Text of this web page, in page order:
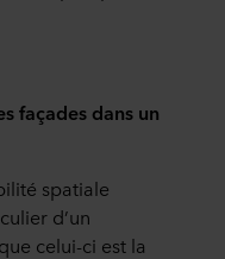
façades dans un
spatiale
d’un
celui-ci est la